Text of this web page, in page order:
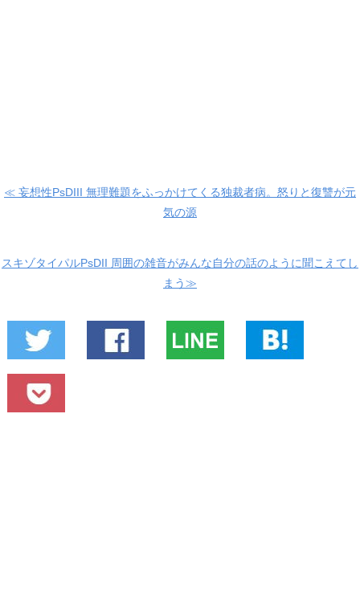
≪ 妄想性PsDIII 無理難題をふっかけてくる独裁者病。怒りと復讐が元
気の源
スキゾタイパルPsDII 周囲の雑音がみんな自分の話のように聞こえてし
まう≫